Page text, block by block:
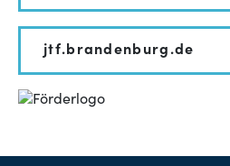
jtf.brandenburg.de